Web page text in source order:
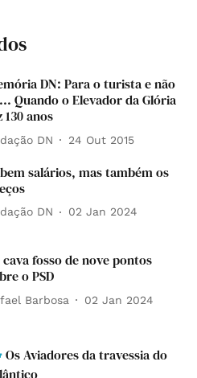
DN: Para o turista e não
Quando o Elevador da Glória
130 anos
DN 24 Out 2015
salários, mas também os
DN 02 Jan 2024
cava fosso de nove pontos
o PSD
Barbosa 02 Jan 2024
Os Aviadores da travessia do